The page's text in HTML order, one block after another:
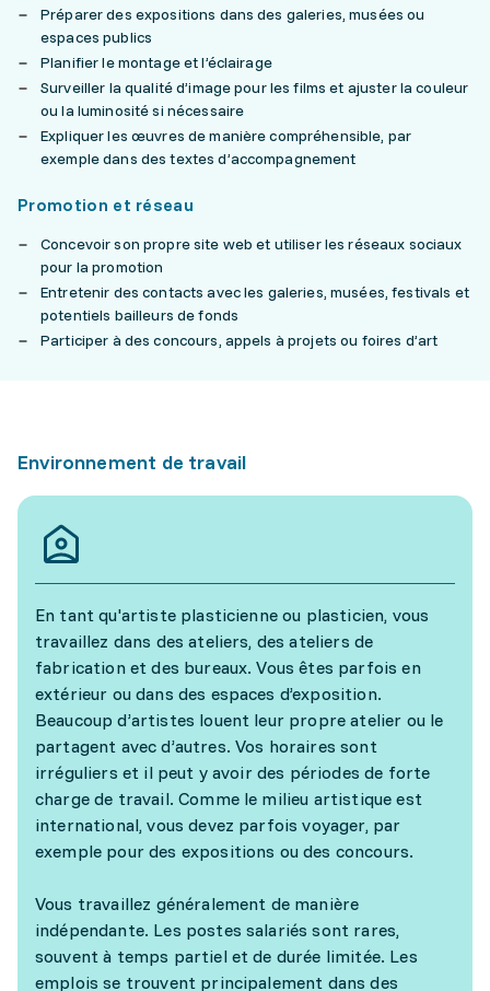
Préparer des expositions dans des galeries, musées ou
espaces publics
Planifier le montage et l’éclairage
Surveiller la qualité d’image pour les films et ajuster la couleur
ou la luminosité si nécessaire
Expliquer les œuvres de manière compréhensible, par
exemple dans des textes d’accompagnement
Promotion et réseau
Concevoir son propre site web et utiliser les réseaux sociaux
pour la promotion
Entretenir des contacts avec les galeries, musées, festivals et
potentiels bailleurs de fonds
Participer à des concours, appels à projets ou foires d’art
Environnement de travail
En tant qu'artiste plasticienne ou plasticien, vous
travaillez dans des ateliers, des ateliers de
fabrication et des bureaux. Vous êtes parfois en
extérieur ou dans des espaces d’exposition.
Beaucoup d’artistes louent leur propre atelier ou le
partagent avec d’autres. Vos horaires sont
irréguliers et il peut y avoir des périodes de forte
charge de travail. Comme le milieu artistique est
international, vous devez parfois voyager, par
exemple pour des expositions ou des concours.
Vous travaillez généralement de manière
indépendante. Les postes salariés sont rares,
souvent à temps partiel et de durée limitée. Les
emplois se trouvent principalement dans des